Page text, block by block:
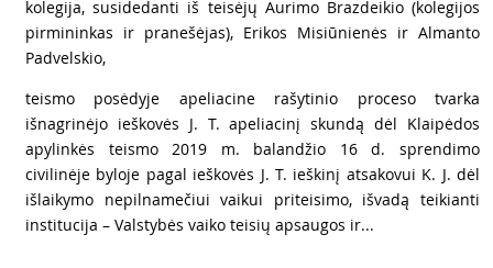
kolegija, susidedanti iš teisėjų Aurimo Brazdeikio (kolegijos
pirmininkas ir pranešėjas), Erikos Misiūnienės ir Almanto
Padvelskio,
teismo posėdyje apeliacine rašytinio proceso tvarka
išnagrinėjo ieškovės J. T. apeliacinį skundą dėl Klaipėdos
apylinkės teismo 2019 m. balandžio 16 d. sprendimo
civilinėje byloje pagal ieškovės J. T. ieškinį atsakovui K. J. dėl
išlaikymo nepilnamečiui vaikui priteisimo, išvadą teikianti
institucija – Valstybės vaiko teisių apsaugos ir...